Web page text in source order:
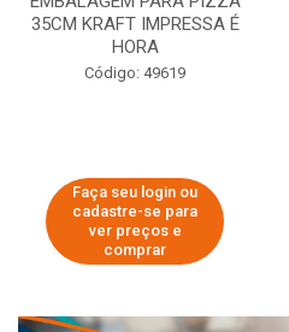
35CM KRAFT IMPRESSA É
HORA
Código: 49619
Faça seu login ou
cadastre-se para
ver preços e
comprar